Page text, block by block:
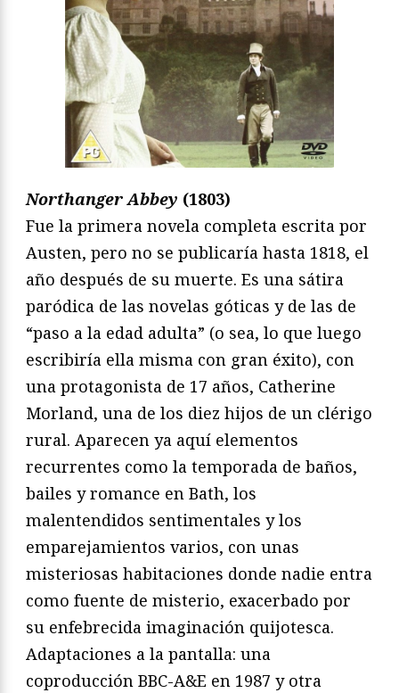
Northanger Abbey (1803)
Fue la primera novela completa escrita por
Austen, pero no se publicaría hasta 1818, el
año después de su muerte. Es una sátira
paródica de las novelas góticas y de las de
“paso a la edad adulta” (o sea, lo que luego
escribiría ella misma con gran éxito), con
una protagonista de 17 años, Catherine
Morland, una de los diez hijos de un clérigo
rural. Aparecen ya aquí elementos
recurrentes como la temporada de baños,
bailes y romance en Bath, los
malentendidos sentimentales y los
emparejamientos varios, con unas
misteriosas habitaciones donde nadie entra
como fuente de misterio, exacerbado por
su enfebrecida imaginación quijotesca.
Adaptaciones a la pantalla: una
coproducción BBC-A&E en 1987 y otra